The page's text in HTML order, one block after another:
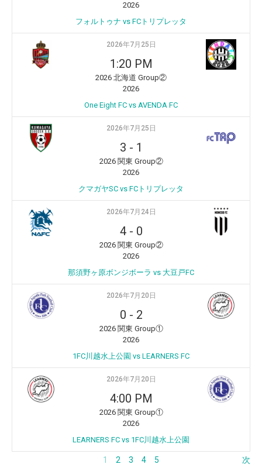
2026
フォルトゥナ vs FCトリプレッタ
2026年7月25日
1:20 PM
2026 北海道 Group②
2026
One Eight FC vs AVENDA FC
2026年7月25日
3 - 1
2026 関東 Group②
2026
クマガヤSC vs FCトリプレッタ
2026年7月24日
4- 0
2026 関東 Group②
2026
那須野ヶ原ボンジボーラ vs 大豆戸FC
2026年7月20日
0 - 2
2026 関東 Group①
2026
1FC川越水上公園 vs LEARNERS FC
2026年7月20日
4:00 PM
2026 関東 Group①
2026
LEARNERS FC vs 1FC川越水上公園
1 2 3 4 5 次